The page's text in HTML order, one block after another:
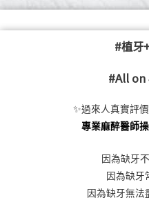
#植牙
#All on
✨過來人真實評價
專業麻醉醫師
因為缺牙
因為缺牙
因為缺牙無法